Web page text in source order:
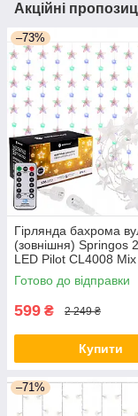
Акційні
–73%
Гірлянда бахрома
(зовнішня) Springos
LED Pilot CL4008
якість
Готово до відправки
599 ₴ 2 249 ₴
Купити
–71%